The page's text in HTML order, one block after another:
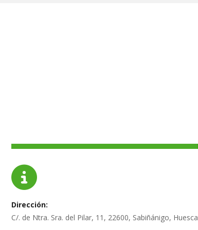
Dirección
C/. de Ntra. Sra. del Pilar, 11, 22600, Sabiñánigo, Huesca